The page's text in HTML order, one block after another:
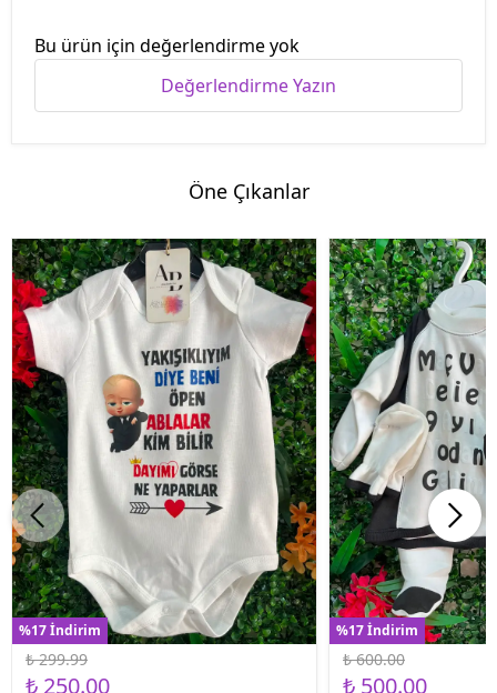
Bu ürün için değerlendirme yok
Değerlendirme Yazın
Öne Çıkanlar
%17 İndirim
₺ 299.99
₺ 250.00
%17 İndirim
₺ 600.00
₺ 500.00